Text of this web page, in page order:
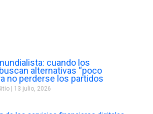
cuando los
alternativas “poco
no perderse los partidos
13 julio, 2026